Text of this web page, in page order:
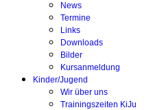
News
Termine
Links
Downloads
Bilder
Kursanmeldung
Kinder/Jugend
Wir über uns
Trainingszeiten KiJu